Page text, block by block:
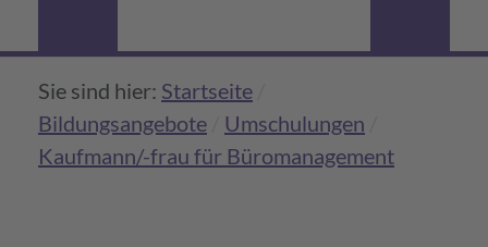
Sie sind hier: Startseite
Bildungs­angebote
Umschulungen
Kaufmann/-frau für Büromanagement